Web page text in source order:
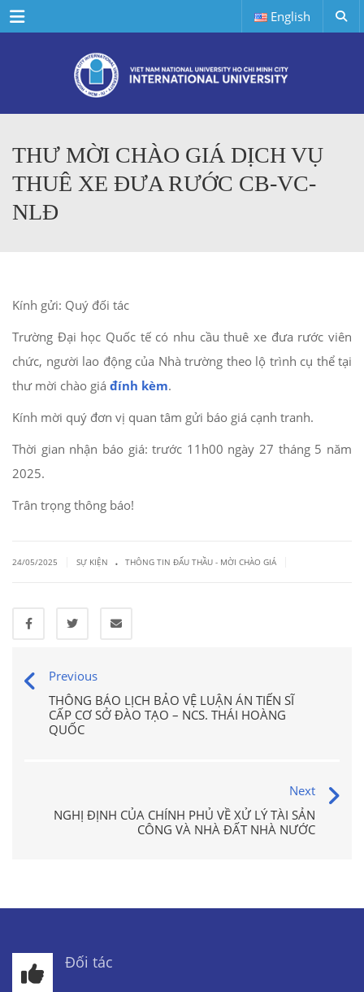
Menu English
THƯ MỜI CHÀO GIÁ DỊCH VỤ
THUÊ XE ĐƯA RƯỚC CB-VC-
NLĐ
Kính gửi: Quý đối tác
Trường Đại học Quốc tế có nhu cầu thuê xe đưa rước viên
chức, người lao động của Nhà trường theo lộ trình cụ thể tại
thư mời chào giá đính kèm.
Kính mời quý đơn vị quan tâm gửi báo giá cạnh tranh.
Thời gian nhận báo giá: trước 11h00 ngày 27 tháng 5 năm
2025.
Trân trọng thông báo!
24/05/2025 SỰ KIỆN . THÔNG TIN ĐẤU THẦU - MỜI CHÀO GIÁ
Previous
THÔNG BÁO LỊCH BẢO VỆ LUẬN ÁN TIẾN SĨ
CẤP CƠ SỞ ĐÀO TẠO – NCS. THÁI HOÀNG
QUỐC
Next
NGHỊ ĐỊNH CỦA CHÍNH PHỦ VỀ XỬ LÝ TÀI SẢN
CÔNG VÀ NHÀ ĐẤT NHÀ NƯỚC
Đối tác